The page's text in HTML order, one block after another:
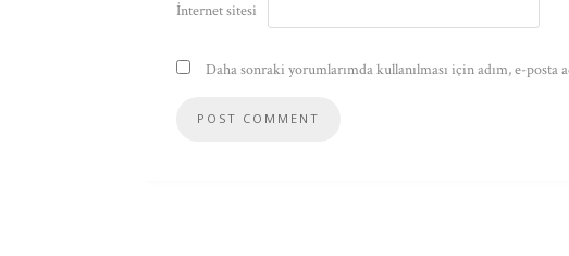
İnternet sitesi
Daha sonraki yorumlarımda kullanılması için adım, e-posta